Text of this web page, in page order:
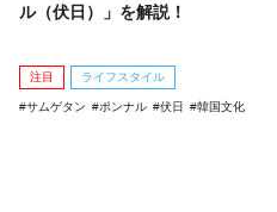
ル（伏日）」を解説！
注目 ライフスタイル
サムゲタン ポンナル 伏日 韓国文化